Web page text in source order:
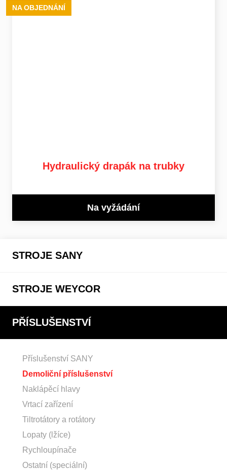
NA OBJEDNÁNÍ
Hydraulický drapák na trubky
Na vyžádání
STROJE SANY
STROJE WEYCOR
PŘÍSLUŠENSTVÍ
Příslušenství SANY
Demoliční příslušenství
Naklápěcí hlavy
Vrtací zařízení
Tiltrotátory a rotátory
Lopaty (lžíce)
Rychloupínače
Ostatní (speciální)